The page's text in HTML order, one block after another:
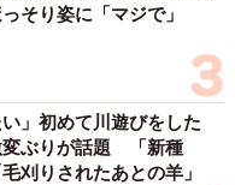
へ」
引き落とし元と思われ
ものの、たらい回しを
引き落とし先の銀行の
そり姿に「マジで」
い」初めて川遊びをした
変ぶりが話題 「新種
刈りされたあとの羊」